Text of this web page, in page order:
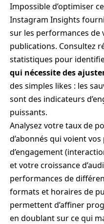
Impossible d’optimiser
Instagram Insights
sur les performances de
publications. Consultez
statistiques pour
qui nécessite des
des simples likes : les
sont des indicateurs
puissants.
Analysez votre taux de
d’abonnés qui voient
d’engagement
et votre croissance
performances de
formats et horaires de
permettent d’affiner
en doublant sur ce qui